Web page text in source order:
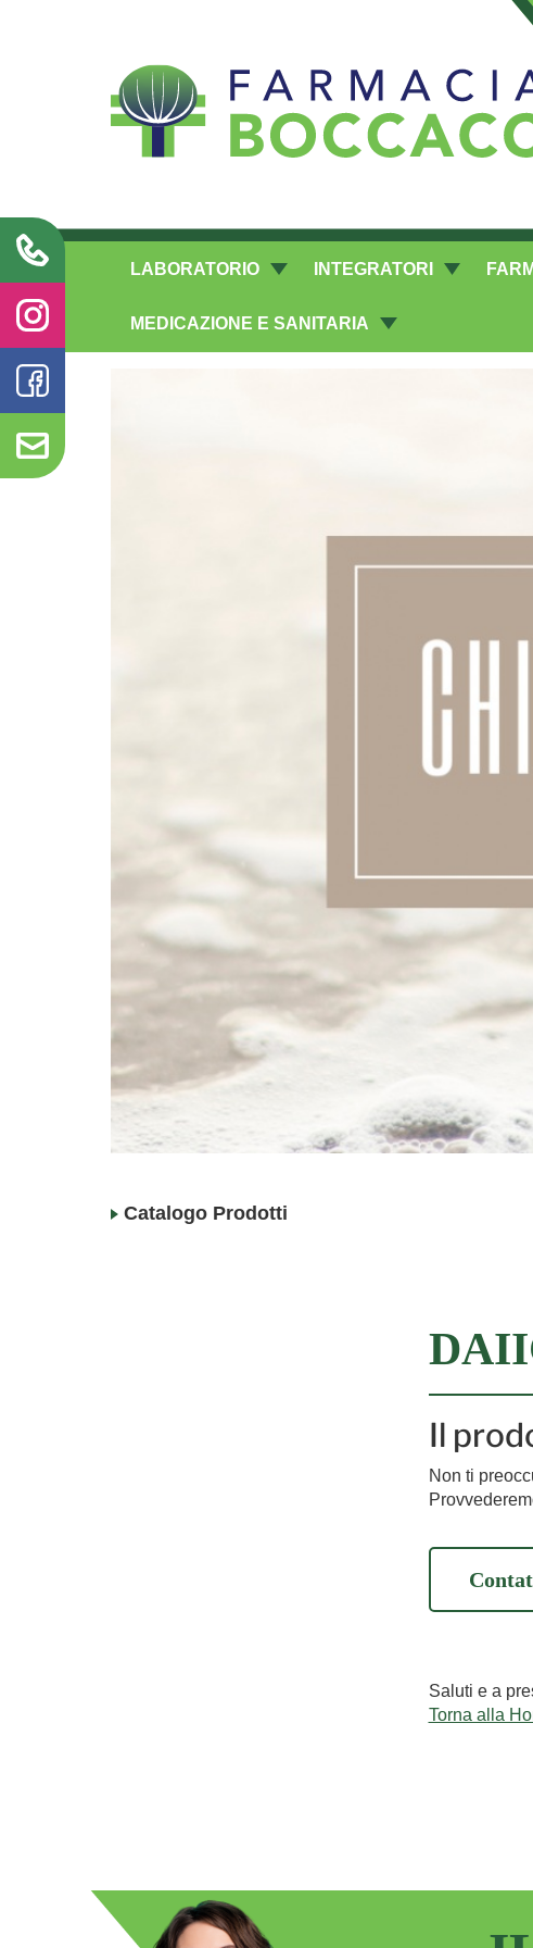
LABORATORIO INTEGRATORI
MEDICAZIONE E SANITARIA
Catalogo Prodotti
Il
Non ti
Saluti e a
Torna alla